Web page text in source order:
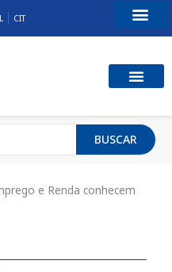
CIT
BUSCAR
e Renda conhecem